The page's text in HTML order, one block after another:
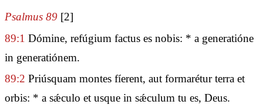
Psalmus 89 [2]
89:1 Dómine, refúgium factus es nobis: * a generatióne
in generatiónem.
89:2 Priúsquam montes fíerent, aut formarétur terra et
orbis: * a sǽculo et usque in sǽculum tu es, Deus.